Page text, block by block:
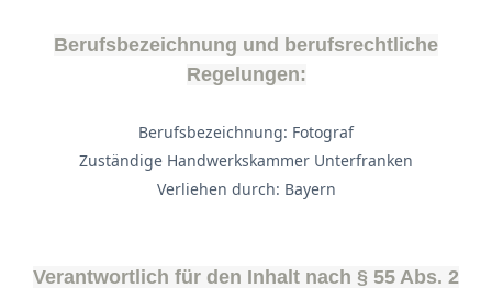
Berufsbezeichnung und berufsrechtliche
Regelungen:
Berufsbezeichnung: Fotograf
Zuständige Handwerkskammer Unterfranken
Verliehen durch: Bayern
Verantwortlich für den Inhalt nach § 55 Abs. 2